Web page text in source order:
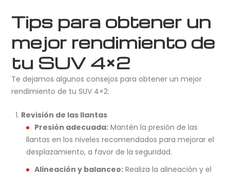
Tips para obtener un
mejor rendimiento de
tu SUV 4×2
Te dejamos algunos consejos para obtener un mejor
rendimiento de tu SUV 4×2:
Revisión de las llantas
Presión adecuada:Mantén la presión de las
llantas en los niveles recomendados para mejorar el
desplazamiento, a favor de la seguridad.
Alineación y balanceo:Realiza la alineación y el